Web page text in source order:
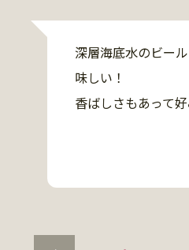
深層海底水のビー
味しい！
香ばしさもあって